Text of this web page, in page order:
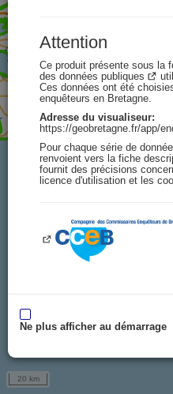
20 km
Attention
Ce produit présente sous la
des données publiques
Ces données ont été
enquêteurs en Bretagne.
Adresse du visualiseur:
https://geobretagne.fr/app/
Pour chaque série de
renvoient vers la fiche
fournit des précisions
licence d'utilisation et les
Ne plus afficher au démarrage